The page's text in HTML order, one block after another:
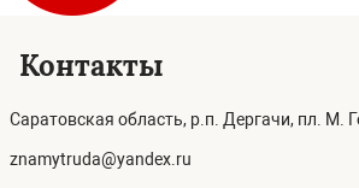
Контакты
Саратовская область, р.п. Дергачи, пл. М.
znamytruda@yandex.ru